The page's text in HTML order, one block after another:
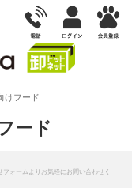
けフード
ード